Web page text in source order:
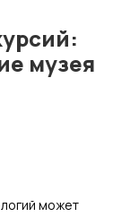
музея
может